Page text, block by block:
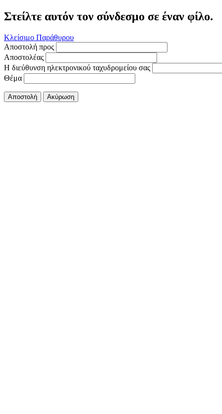
Στείλτε αυτόν τον σύνδεσμο σε έναν φίλο.
Κλείσιμο Παράθυρου
Αποστολή προς
Αποστολέας
Η διεύθυνση ηλεκτρονικού ταχυδρομείου σας
Θέμα
Αποστολή Ακύρωση